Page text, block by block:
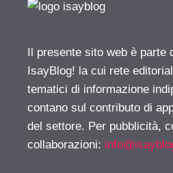
Il presente sito web è parte
IsayBlog! la cui rete
tematici di informazione
contano sul contributo di
del settore. Per pubblicità,
collaborazioni: